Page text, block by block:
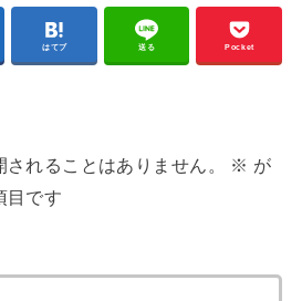
はてブ 送る Pocket
れることはありません。 ※ が
目です